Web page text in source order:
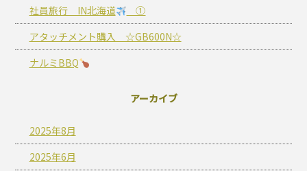
社員旅行 IN北海道
①
アタッチメント購入 ☆GB600N☆
ナルミBBQ
アーカイブ
2025年8月
2025年6月